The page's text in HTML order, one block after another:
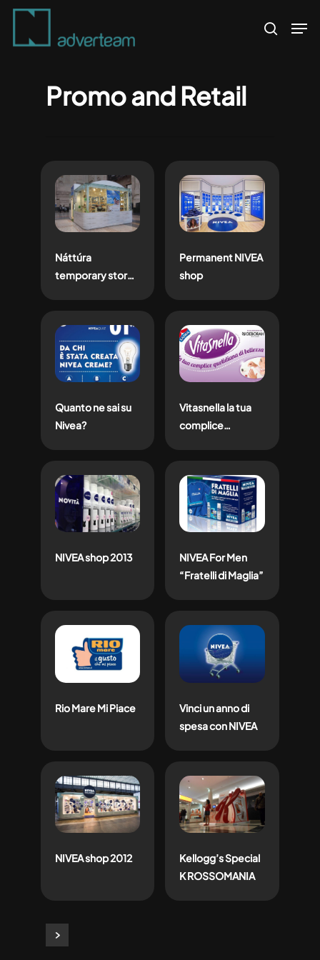
Skip
main
search
Promo and Retail
Náttúra
temporary store
Permanent NIVEA
shop
Quanto ne sai su
Nivea?
Vitasnella la tua
complice
NIVEA shop 2013
NIVEA For Men
“Fratelli di Maglia”
Rio Mare Mi Piace
Vinci un anno di
spesa con NIVEA
NIVEA shop 2012
Kellogg’s Special
K ROSSOMANIA